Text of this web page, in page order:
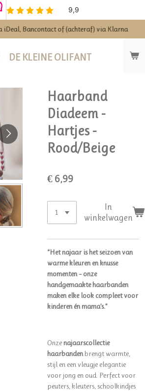
DE KLEINE OLIFANT
iDeal, Bancontact of (achteraf) via Klarna
Haarband
Diadeem -
Hartjes -
Rood/Beige
€ 6,99
In
winkelwagen
“Het najaar is het seizoen van
warme kleuren en knusse
momenten – onze
handgemaakte haarbanden
maken elke look compleet voor
kinderen én mama’s.”
Onze najaarscollectie
haarbanden brengt warmte,
stijl en een vleugje elegantie
voor jong en oud. Perfect voor
peuters, kleuters, schoolkindjes